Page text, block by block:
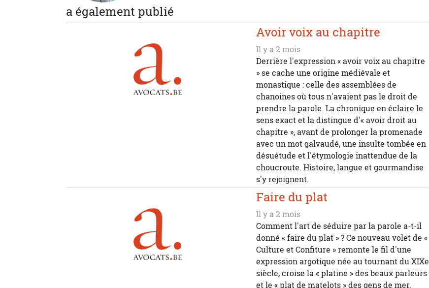
a également publié
Avoir voix au chapitre
Il y a 2 mois
Derrière l'expression « avoir voix au chapitre
» se cache une origine médiévale et
monastique : celle des assemblées de
chanoines où tous n'avaient pas le droit de
prendre la parole. La chronique en éclaire le
sens exact et la distingue d'« avoir droit au
chapitre », avant de prolonger la promenade
avec un mot galvaudé, une insulte tombée en
désuétude et l'étymologie inattendue de la
choucroute. Histoire, langue et gourmandise
s'y rejoignent.
Faire du plat
Il y a 2 mois
Comment l'art de séduire par la parole a-t-il
donné « faire du plat » ? Ce nouveau volet de «
Culture et Confiture » remonte le fil d'une
expression argotique née au tournant du XIXe
siècle, croise la « platine » des beaux parleurs
et le « plat de matelots » des gens de mer,